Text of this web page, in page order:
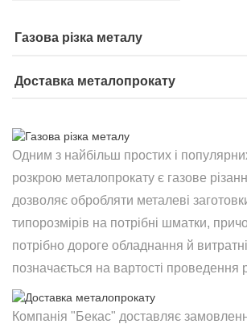
Газова різка металу
Доставка металопрокату
Одним з найбільш простих і
розкрою металопрокату є газове
дозволяє обробляти металеві
типорозмірів на потрібні шматки,
потрібно дороге обладнання й
позначається на вартості проведення
Компанія "Бекас" доставляє